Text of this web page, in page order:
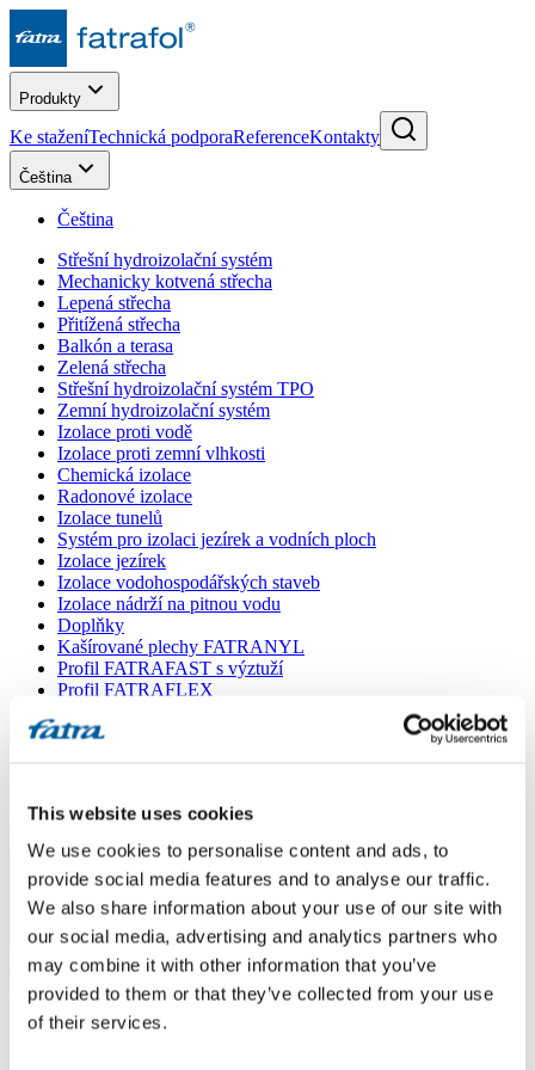
This website uses cookies
We use cookies to personalise content and ads, to
provide social media features and to analyse our traffic.
We also share information about your use of our site with
our social media, advertising and analytics partners who
may combine it with other information that you’ve
provided to them or that they’ve collected from your use
of their services.
Produkty
Ke staženíTechnická podporaReferenceKontakty
Čeština
Čeština
Střešní hydroizolační systém
Mechanicky kotvená střecha
Lepená střecha
Přitížená střecha
Balkón a terasa
Zelená střecha
Střešní hydroizolační systém TPO
Zemní hydroizolační systém
Izolace proti vodě
Izolace proti zemní vlhkosti
Chemická izolace
Radonové izolace
Izolace tunelů
Systém pro izolaci jezírek a vodních ploch
Izolace jezírek
Izolace vodohospodářských staveb
Izolace nádrží na pitnou vodu
Doplňky
Kašírované plechy FATRANYL
Profil FATRAFAST s výztuží
Profil FATRAFLEX
Parozábrana a tepelná izolace
VŠECHNY PRODUKTY
Menu
Menu
Domů/
Poradna
teplota zpracování Fatrafol 818